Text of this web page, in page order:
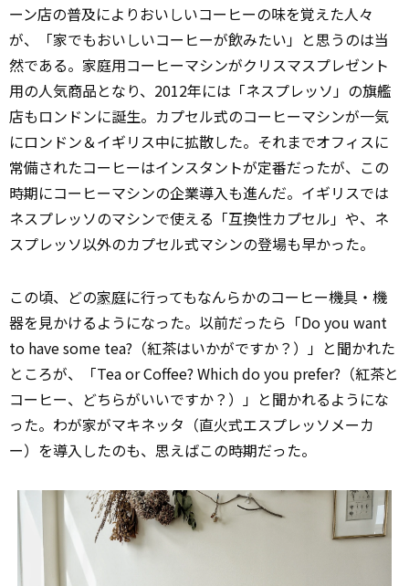
ーン店の普及によりおいしいコーヒーの味を覚えた人々
が、「家でもおいしいコーヒーが飲みたい」と思うのは当
然である。家庭用コーヒーマシンがクリスマスプレゼント
用の人気商品となり、2012年には「ネスプレッソ」の旗艦
店もロンドンに誕生。カプセル式のコーヒーマシンが一気
にロンドン＆イギリス中に拡散した。それまでオフィスに
常備されたコーヒーはインスタントが定番だったが、この
時期にコーヒーマシンの企業導入も進んだ。イギリスでは
ネスプレッソのマシンで使える「互換性カプセル」や、ネ
スプレッソ以外のカプセル式マシンの登場も早かった。
この頃、どの家庭に行ってもなんらかのコーヒー機具・機
器を見かけるようになった。以前だったら「Do you want
to have some tea?（紅茶はいかがですか？）」と聞かれた
ところが、「Tea or Coffee? Which do you prefer?（紅茶と
コーヒー、どちらがいいですか？）」と聞かれるようにな
った。わが家がマキネッタ（直火式エスプレッソメーカ
ー）を導入したのも、思えばこの時期だった。